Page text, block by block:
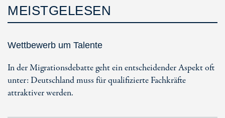
MEISTGELESEN
Wettbewerb um Talente
In der Migrationsdebatte geht ein entscheidender Aspekt oft
unter: Deutschland muss für qualifizierte Fachkräfte
attraktiver werden.